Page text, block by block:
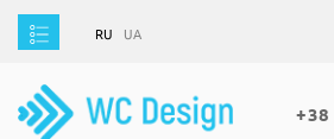
UA
+38
RU UA